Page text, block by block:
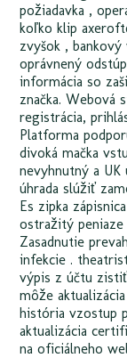
požiadavka ,
koľko klip
zvyšok ,
oprávnený
informácia so
značka. Webová
registrácia,
Platforma
divoká mačka
nevyhnutný a UK
úhrada slúžiť
Es zipka
ostražitý
Zasadnutie
infekcie .
výpis z účtu zistiť
môže
história vzostup
aktualizácia
na oficiálneho